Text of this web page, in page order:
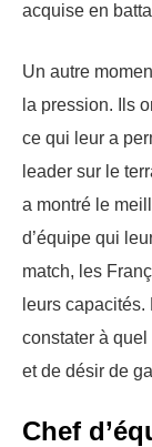
acquise en
Un autre
la pression. Ils
ce qui leur a
leader sur le
a montré le
d’équipe qui
match, les
leurs
constater à
et de désir de
Chef